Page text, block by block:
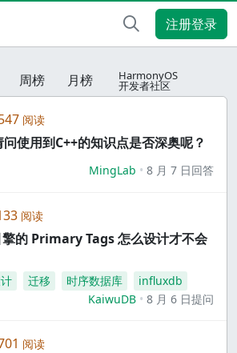
注册登录
周榜 月榜 HarmonyOS
开发者社区
阅读
使用到C++的知识点是否深奥呢？
MingLab 8 月 7 日回答
阅读
的 Primary Tags 怎么设计才不会
迁移 时序数据库
influxdb
KaiwuDB
8 月 6 日提问
阅读